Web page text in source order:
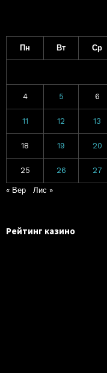
Пн Вт Ср
4 5 6
11 12 13
18 19 20
25 26 27
« Вер Лис »
Рейтинг казино